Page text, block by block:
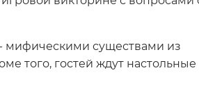
мифическими существами из
того, гостей ждут